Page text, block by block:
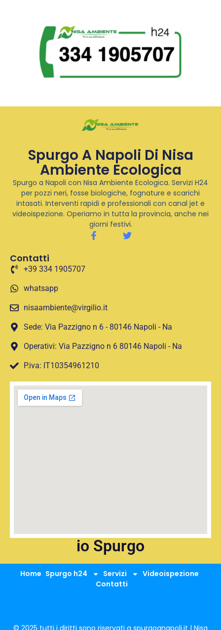
Spurgo A Napoli Di Nisa
Ambiente Ecologica
Spurgo a Napoli con Nisa Ambiente Ecologica. Servizi H24
per pozzi neri, fosse biologiche, fognature e scarichi
intasati. Interventi rapidi e professionali con canal jet e
videoispezione. Operiamo in tutta la provincia, anche nei
giorni festivi.
Contatti
+39 334 1905707
whatsapp
nisaambiente@virgilio.it
Sede: Via Pazzigno n 6 - 80146 Napoli - Na
Operativi: Via Pazzigno n 6 80146 Napoli - Na
P.iva: IT10354961210
io Spurgo
Home Spurgo h24 Servizi
Videoispezione
Contatti
© 2025 tutti i diritti sono riservati a spurgoanapoli.it | Nisa